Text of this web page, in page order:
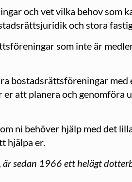
och vet vilka behov som
och stora
som inte är
bostadsrättsföreningar med
att planera och genomföra
ni behöver hjälp med det
hjälpa er.
är sedan 1966 ett helägt